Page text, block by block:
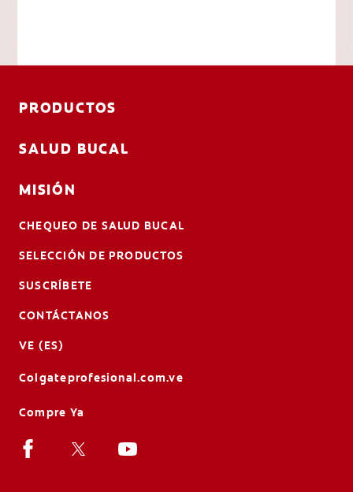
PRODUCTOS
SALUD BUCAL
MISIÓN
CHEQUEO DE SALUD BUCAL
SELECCIÓN DE PRODUCTOS
SUSCRÍBETE
CONTÁCTANOS
VE (ES)
Colgateprofesional.com.ve
Compre Ya